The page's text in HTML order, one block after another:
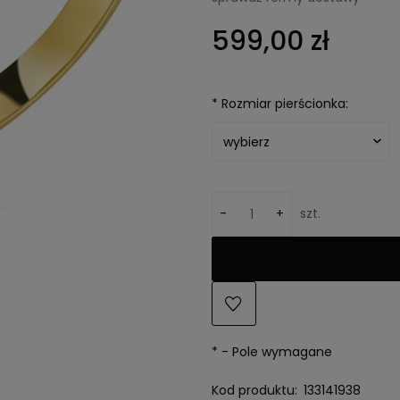
kosztów płatności
599,00 zł
* Rozmiar pierścionka:
- + szt.
* - Pole wymagane
Kod produktu: 133141938